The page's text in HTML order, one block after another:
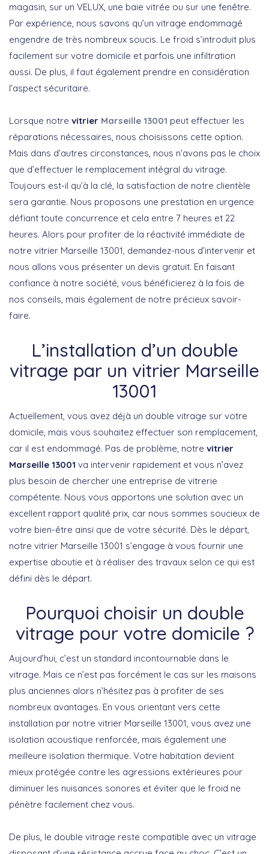
magasin, sur un VELUX, une baie vitrée ou sur une fenêtre.
Par expérience, nous savons qu’un vitrage endommagé
engendre de très nombreux soucis. Le froid s’introduit plus
facilement sur votre domicile et parfois une infiltration
aussi. De plus, il faut également prendre en considération
l’aspect sécuritaire.
Lorsque notre vitrier Marseille 13001 peut effectuer les
réparations nécessaires, nous choisissons cette option.
Mais dans d’autres circonstances, nous n’avons pas le choix
que d’effectuer le remplacement intégral du vitrage.
Toujours est-il qu’à la clé, la satisfaction de notre clientèle
sera garantie. Nous proposons une prestation en urgence
défiant toute concurrence et cela entre 7 heures et 22
heures. Alors pour profiter de la réactivité immédiate de
notre vitrier Marseille 13001, demandez-nous d’intervenir et
nous allons vous présenter un devis gratuit. En faisant
confiance à notre société, vous bénéficierez à la fois de
nos conseils, mais également de notre précieux savoir-
faire.
L’installation d’un double
vitrage par un vitrier Marseille
13001
Actuellement, vous avez déjà un double vitrage sur votre
domicile, mais vous souhaitez effectuer son remplacement,
car il est endommagé. Pas de problème, notre vitrier
Marseille 13001 va intervenir rapidement et vous n’avez
plus besoin de chercher une entreprise de vitrerie
compétente. Nous vous apportons une solution avec un
excellent rapport qualité prix, car nous sommes soucieux de
votre bien-être ainsi que de votre sécurité. Dès le départ,
notre vitrier Marseille 13001 s’engage à vous fournir une
expertise aboutie et à réaliser des travaux selon ce qui est
défini dès le départ.
Pourquoi choisir un double
vitrage pour votre domicile ?
Aujourd’hui, c’est un standard incontournable dans le
vitrage. Mais ce n’est pas forcément le cas sur les maisons
plus anciennes alors n’hésitez pas à profiter de ses
nombreux avantages. En vous orientant vers cette
installation par notre vitrier Marseille 13001, vous avez une
isolation acoustique renforcée, mais également une
meilleure isolation thermique. Votre habitation devient
mieux protégée contre les agressions extérieures pour
diminuer les nuisances sonores et éviter que le froid ne
pénètre facilement chez vous.
De plus, le double vitrage reste compatible avec un vitrage